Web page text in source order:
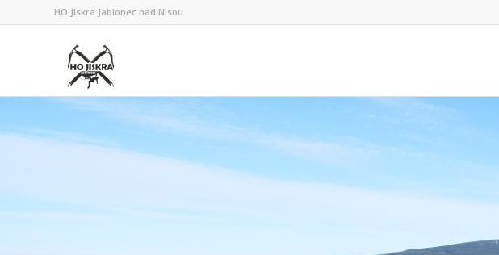
HO Jiskra Jablonec nad Nisou